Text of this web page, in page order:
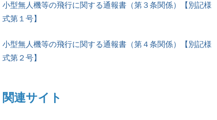
小型無人機等の飛行に関する通報書（第３条関係）【別記様
式第１号】
小型無人機等の飛行に関する通報書（第４条関係）【別記様
式第２号】
関連サイト